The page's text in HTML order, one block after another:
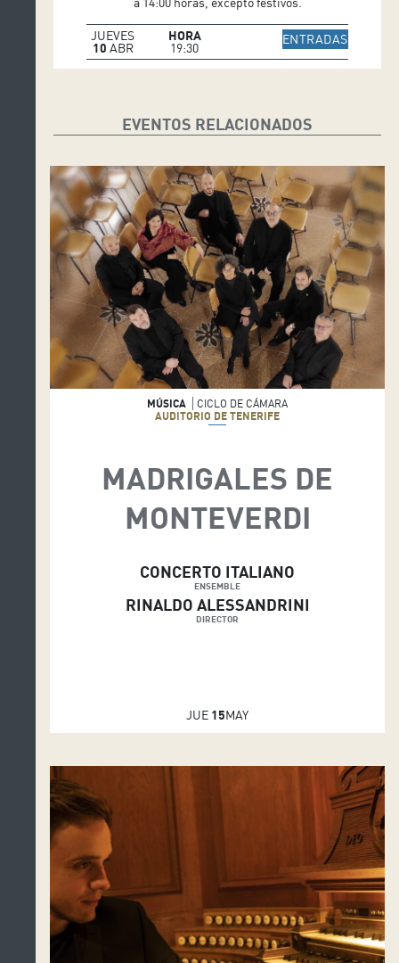
JUEVES
10 ABR
HORA
19:30
ENTRADASIR A
EVENTOS RELACIONADOS
MÚSICA
CICLO DE CÁMARA
AUDITORIO DE TENERIFE
MADRIGALES DE
MONTEVERDI
CONCERTO ITALIANO
ENSEMBLE
RINALDO ALESSANDRINI
DIRECTOR
JUE 15MAY